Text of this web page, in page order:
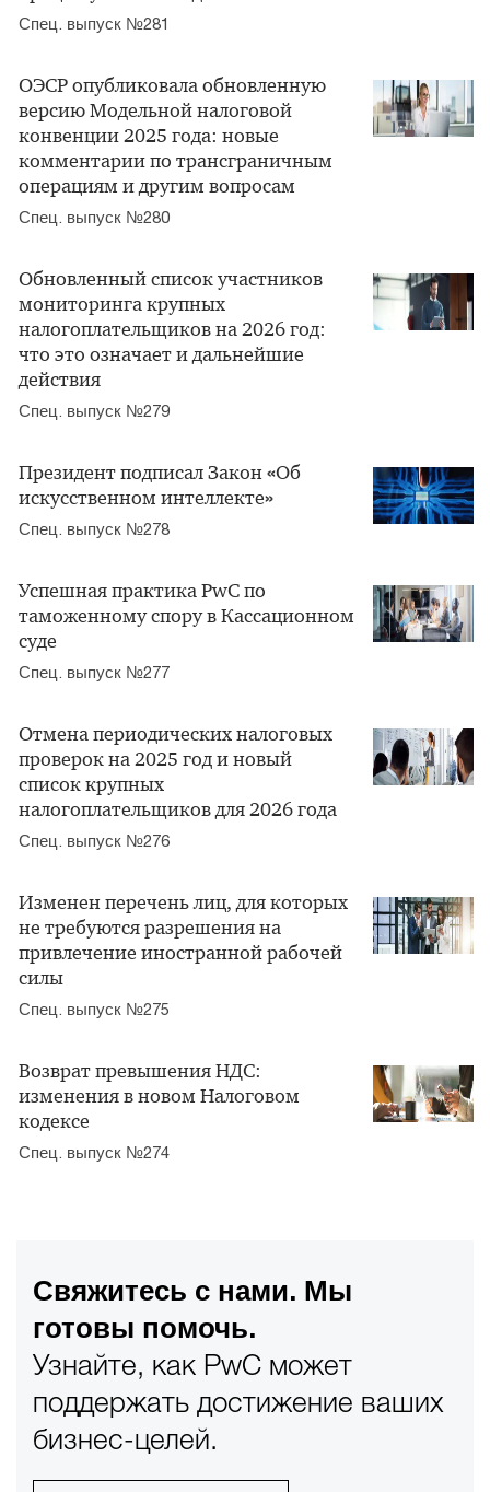
Спец. выпуск №281
ОЭСР опубликовала обновленную
версию Модельной налоговой
конвенции 2025 года: новые
комментарии по трансграничным
операциям и другим вопросам
Спец. выпуск №280
Обновленный список участников
мониторинга крупных
налогоплательщиков на 2026 год:
что это означает и дальнейшие
действия
Спец. выпуск №279
Президент подписал Закон «Об
искусственном интеллекте»
Спец. выпуск №278
Успешная практика PwC по
таможенному спору в Кассационном
суде
Спец. выпуск №277
Отмена периодических налоговых
проверок на 2025 год и новый
список крупных
налогоплательщиков для 2026 года
Спец. выпуск №276
Изменен перечень лиц, для которых
не требуются разрешения на
привлечение иностранной рабочей
силы
Спец. выпуск №275
Возврат превышения НДС:
изменения в новом Налоговом
кодексе
Спец. выпуск №274
Свяжитесь с нами. Мы
готовы помочь.
Узнайте, как PwC может
поддержать достижение ваших
бизнес-целей.